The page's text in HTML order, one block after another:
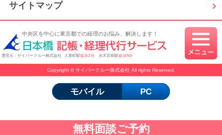
無料面談ご予約
サイトマップ
中央区を中心に東京都での経理のお悩み、解決します！
運営元：サイバークルー株式会社 人形町駅徒歩2分水天宮前駅徒歩5分
Copyright © サイバークルー株式会社 All rights Reserved.
モバイル PC